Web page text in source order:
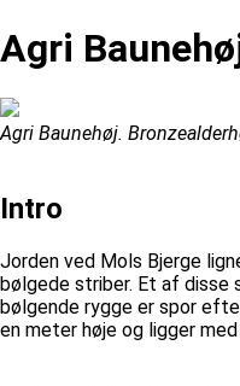
Agri
Agri Baunehøj.
Intro
Jorden ved Mols Bjerge
bølgede striber. Et af disse
bølgende rygge er spor
en meter høje og ligger